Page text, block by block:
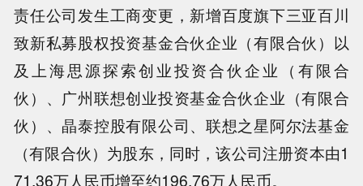
责任公司发生工商变更，新增百度旗下三亚百川
致新私募股权投资基金合伙企业（有限合伙）以
及上海思源探索创业投资合伙企业（有限合
伙）、广州联想创业投资基金合伙企业（有限合
伙）、晶泰控股有限公司、联想之星阿尔法基金
（有限合伙）为股东，同时，该公司注册资本由1
71.36万人民币增至约196.76万人民币。